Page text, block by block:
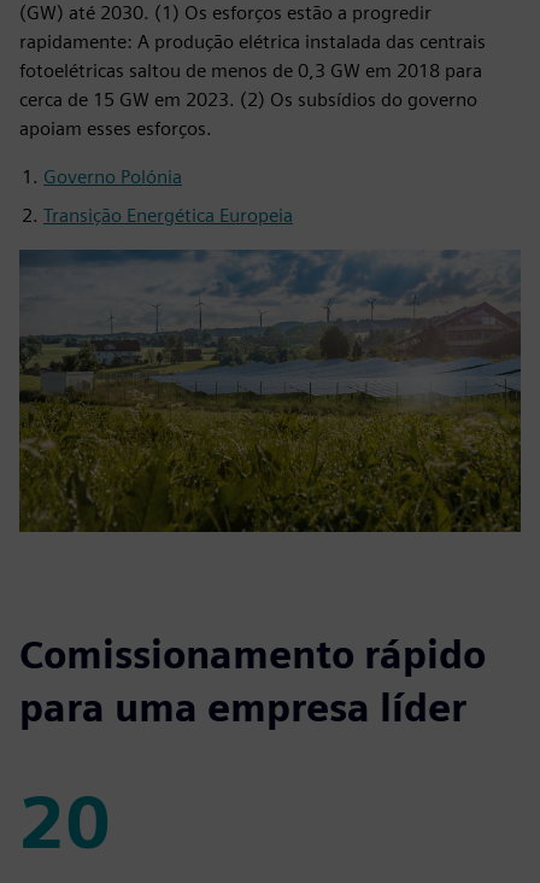
(GW) até 2030. (1) Os esforços estão a progredir
rapidamente: A produção elétrica instalada das centrais
fotoelétricas saltou de menos de 0,3 GW em 2018 para
cerca de 15 GW em 2023. (2) Os subsídios do governo
apoiam esses esforços.
Governo Polónia
Transição Energética Europeia
Comissionamento rápido
para uma empresa líder
20